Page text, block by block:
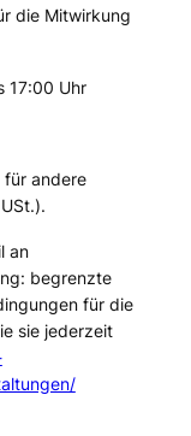
die Mitwirkung
17:00 Uhr
für andere
an
begrenzte
für die
sie jederzeit